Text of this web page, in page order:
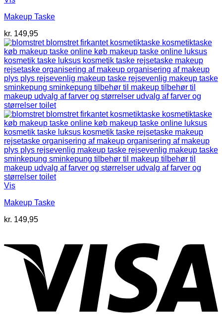
Makeup Taske
kr. 149,95
Vis
Makeup Taske
kr. 149,95